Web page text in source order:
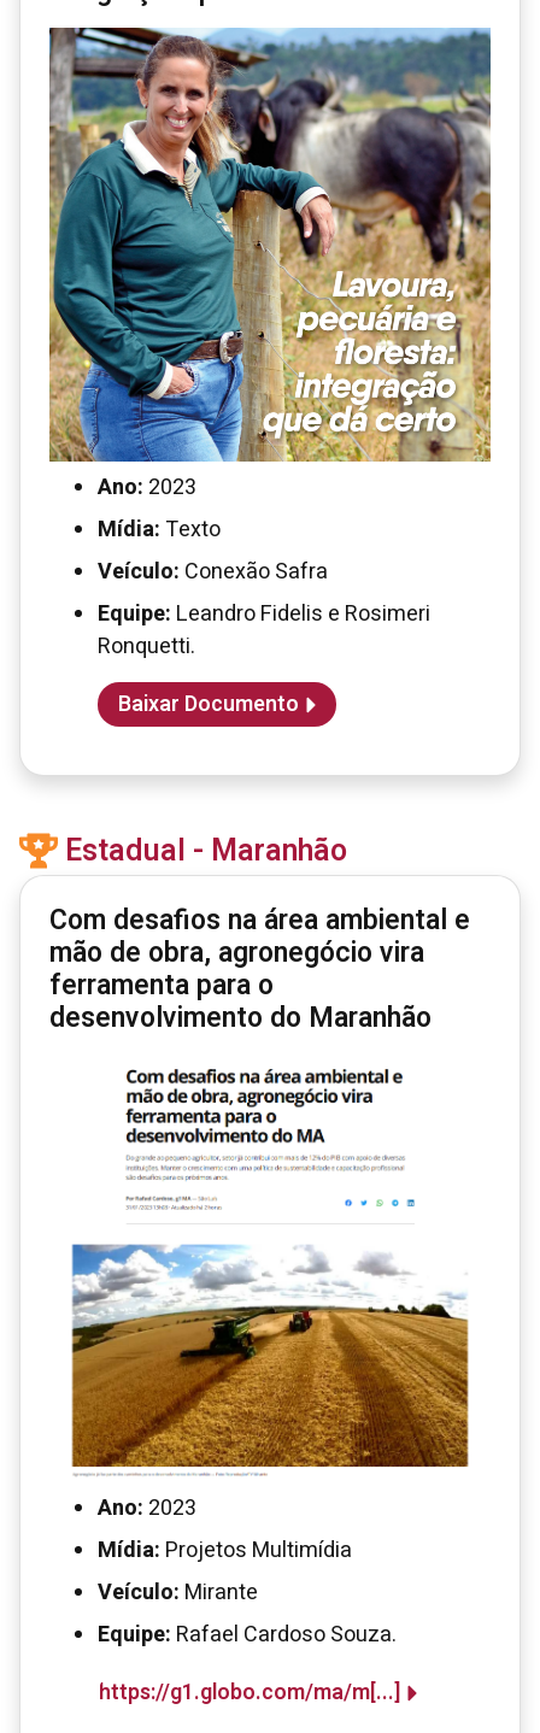
Ano: 2023
Mídia: Texto
Veículo: Conexão Safra
Equipe: Leandro Fidelis e Rosimeri
Ronquetti.
Baixar Documento
Estadual - Maranhão
Com desafios na área ambiental e
mão de obra, agronegócio vira
ferramenta para o
desenvolvimento do Maranhão
Ano: 2023
Mídia: Projetos Multimídia
Veículo: Mirante
Equipe: Rafael Cardoso Souza.
https://g1.globo.com/ma/m[...]